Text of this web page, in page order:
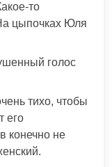
то
цыпочках Юля
голос
тихо, чтобы
его
конечно не